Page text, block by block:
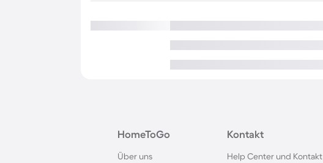
HomeToGo
Über uns
Kontakt
Help Center und Kontakt